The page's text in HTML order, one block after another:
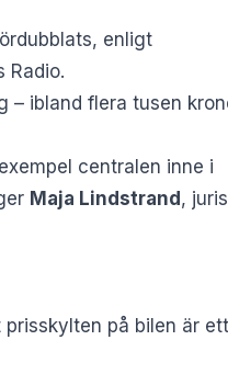
enligt
Radio.
– ibland flera tusen
centralen inne i
Maja Lindstrand,
prisskylten på bilen är